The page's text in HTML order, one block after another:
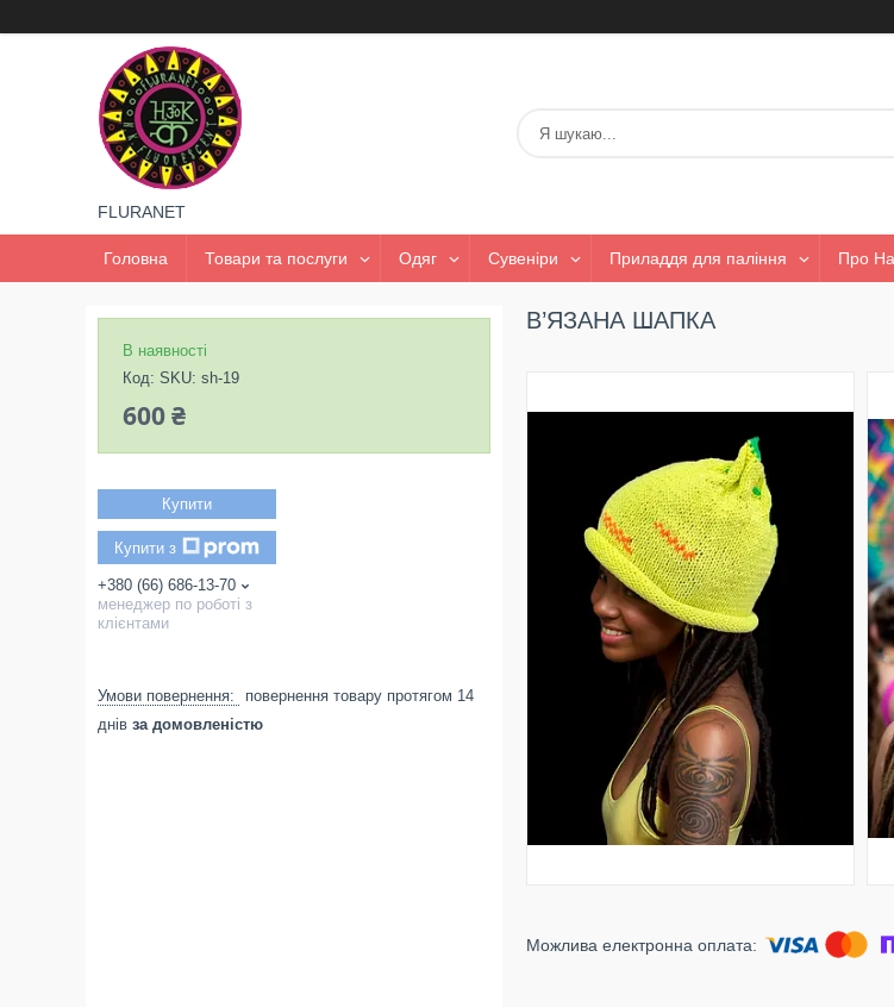
FLURANET
Головна Товари та послуги Одяг Сувеніри Приладдя для паління Про
В’ЯЗАНА ШАПКА
В наявності
Код: SKU: sh-19
600 ₴
Купити
Купити з
+380 (66) 686-13-70
менеджер по роботі з
клієнтами
повернення товару протягом 14
днів за домовленістю